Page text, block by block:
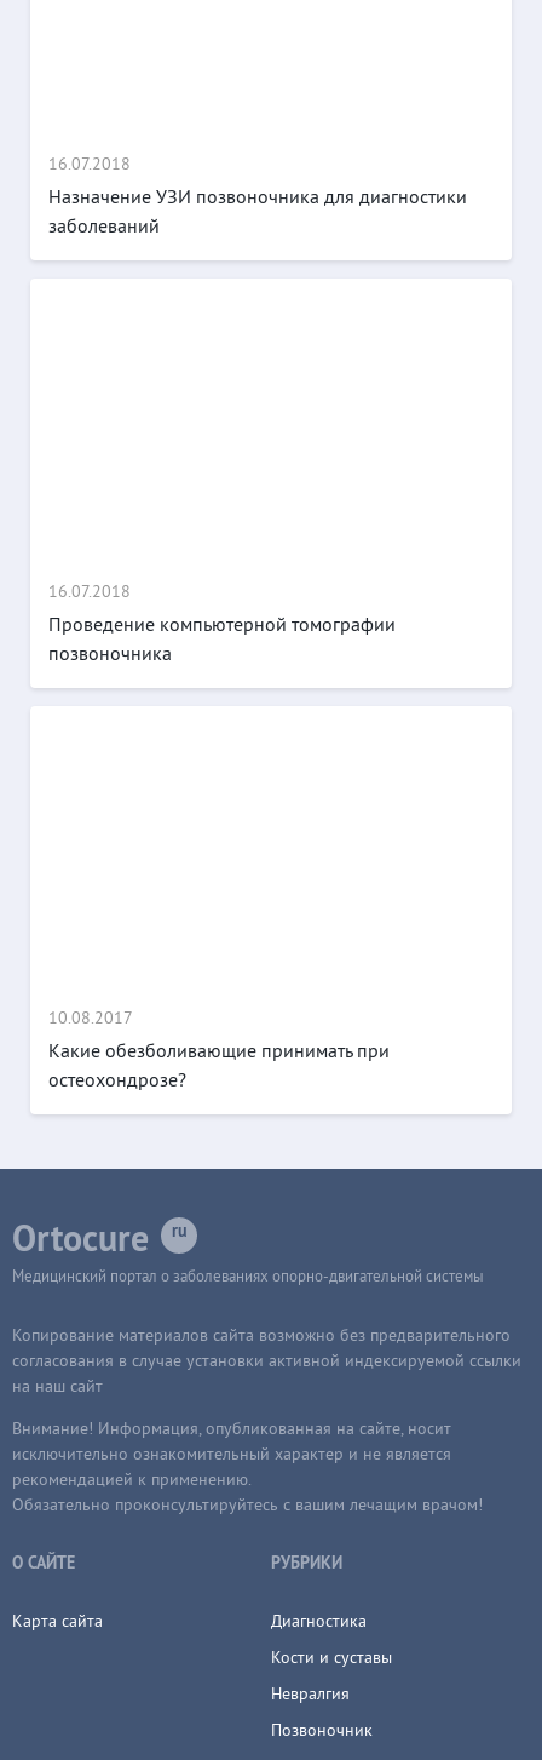
16.07.2018
Назначение УЗИ позвоночника для диагностики
заболеваний
16.07.2018
Проведение компьютерной томографии
позвоночника
10.08.2017
Какие обезболивающие принимать при
остеохондрозе?
Ortocure
Медицинский портал о заболеваниях опорно-двигательной системы
Копирование материалов сайта возможно без предварительного
согласования в случае установки активной индексируемой ссылки
на наш сайт
Внимание! Информация, опубликованная на сайте, носит
исключительно ознакомительный характер и не является
рекомендацией к применению.
Обязательно проконсультируйтесь с вашим лечащим врачом!
О САЙТЕ
Карта сайта
РУБРИКИ
Диагностика
Кости и суставы
Невралгия
Позвоночник